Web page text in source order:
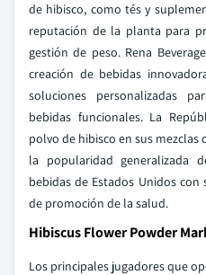
de hibisco, como tés y
reputación de la planta para
gestión de peso. Rena
creación de bebidas
soluciones personalizadas
bebidas funcionales. La
polvo de hibisco en sus
la popularidad generalizada
bebidas de Estados Unidos
de promoción de la salud.
Hibiscus Flower Powder
Los principales jugadores que